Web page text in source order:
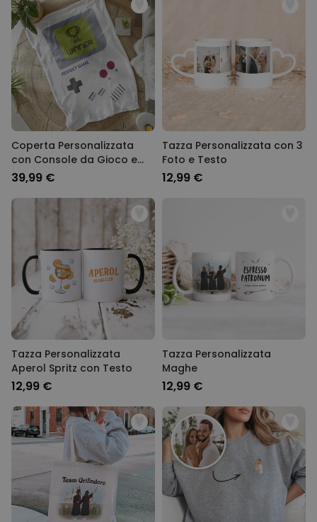
Coperta Personalizzata
con Console da Gioco e
Testo
39,99 €
Tazza Personalizzata con 3
Foto e Testo
12,99 €
Tazza Personalizzata
Aperol Spritz con Testo
12,99 €
Tazza Personalizzata
Maghe
12,99 €